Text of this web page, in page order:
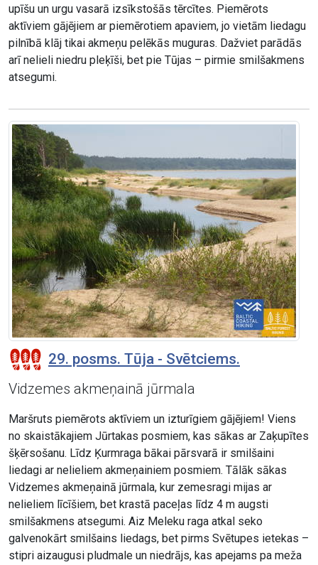
upīšu un urgu vasarā izsīkstošās tērcītes. Piemērots
aktīviem gājējiem ar piemērotiem apaviem, jo vietām liedagu
pilnībā klāj tikai akmeņu pelēkās muguras. Dažviet parādās
arī nelieli niedru pleķīši, bet pie Tūjas – pirmie smilšakmens
atsegumi.
29. posms. Tūja - Svētciems.
Vidzemes akmeņainā jūrmala
Maršruts piemērots aktīviem un izturīgiem gājējiem! Viens
no skaistākajiem Jūrtakas posmiem, kas sākas ar Zaķupītes
šķērsošanu. Līdz Ķurmraga bākai pārsvarā ir smilšaini
liedagi ar nelieliem akmeņainiem posmiem. Tālāk sākas
Vidzemes akmeņainā jūrmala, kur zemesragi mijas ar
nelieliem līcīšiem, bet krastā paceļas līdz 4 m augsti
smilšakmens atsegumi. Aiz Meleku raga atkal seko
galvenokārt smilšains liedags, bet pirms Svētupes ietekas –
stipri aizaugusi pludmale un niedrājs, kas apejams pa meža